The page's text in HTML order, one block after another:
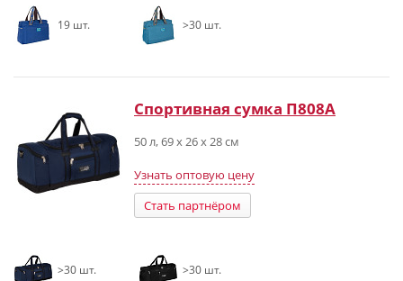
19 шт. >30 шт.
Спортивная сумка П808А
50 л, 69 х 26 х 28 см
Узнать оптовую цену
Стать партнёром
>30 шт. >30 шт.